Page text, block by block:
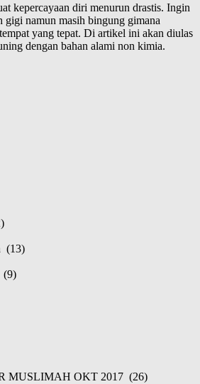
kepercayaan diri menurun drastis. Ingin
gigi namun masih bingung gimana
yang tepat. Di artikel ini akan diulas
dengan bahan alami non kimia.
(13)
MUSLIMAH OKT 2017 (26)